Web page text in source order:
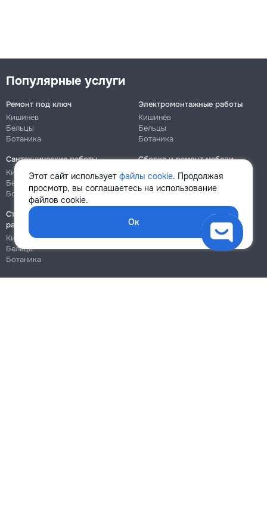
Этот сайт использует файлы cookie. Продолжая
просмотр, вы соглашаетесь на использование
файлов cookie.
Ок
Популярные услуги
Ремонт под ключ
Кишинёв
Бельцы
Ботаника
Электромонтажные работы
Кишинёв
Бельцы
Ботаника
Сантехнические работы
Кишинёв
Бельцы
Ботаника
Сборка и ремонт мебели
Кишинёв
Ботаника
Строительно-монтажные
работы
Кишинёв
Бельцы
Ботаника